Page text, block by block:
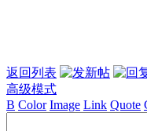
返回列表
高级模式
B Color Image Link Quote